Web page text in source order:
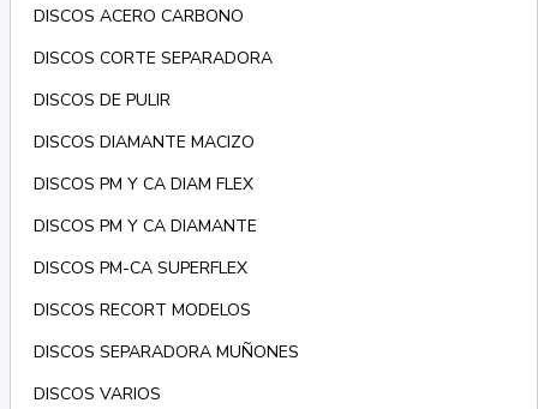
DISCOS ACERO CARBONO
DISCOS CORTE SEPARADORA
DISCOS DE PULIR
DISCOS DIAMANTE MACIZO
DISCOS PM Y CA DIAM FLEX
DISCOS PM Y CA DIAMANTE
DISCOS PM-CA SUPERFLEX
DISCOS RECORT MODELOS
DISCOS SEPARADORA MUÑONES
DISCOS VARIOS